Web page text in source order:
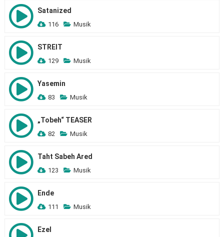
Satanized
116 Musik
STREIT
129 Musik
Yasemin
83 Musik
„Tobeh“ TEASER
82 Musik
Taht Sabeh Ared
123 Musik
Ende
111 Musik
Ezel